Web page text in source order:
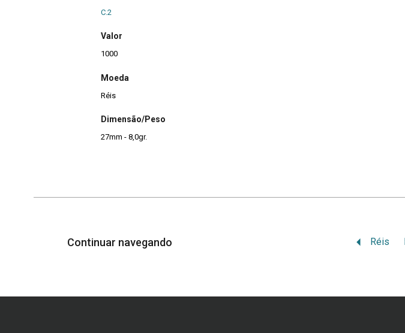
C.2
Valor
1000
Moeda
Réis
Dimensão/Peso
27mm - 8,0gr.
Continuar navegando Réis